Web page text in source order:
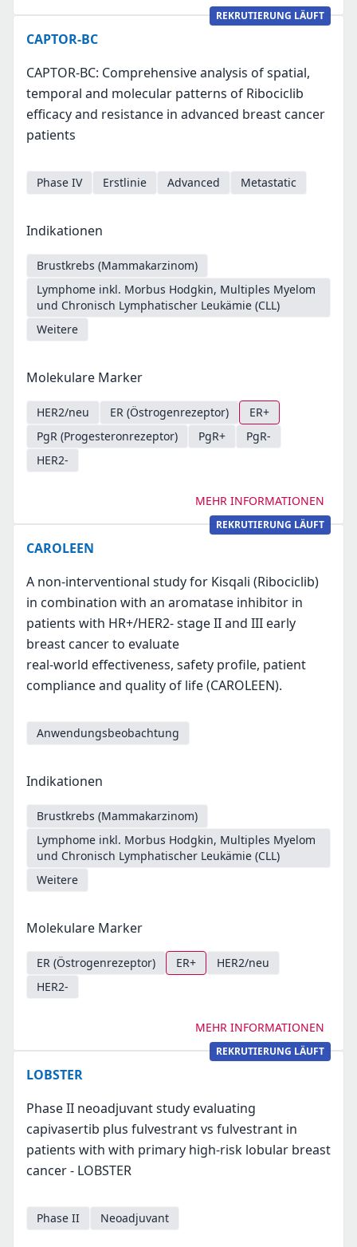
REKRUTIERUNG LÄUFT
CAPTOR-BC
CAPTOR-BC: Comprehensive analysis of spatial,
temporal and molecular patterns of Ribociclib
efficacy and resistance in advanced breast cancer
patients
Phase IV Erstlinie Advanced Metastatic
Indikationen
Brustkrebs (Mammakarzinom)
Lymphome inkl. Morbus Hodgkin, Multiples Myelom
und Chronisch Lymphatischer Leukämie (CLL)
Weitere
Molekulare Marker
HER2/neu ER (Östrogenrezeptor)
ER+
PgR (Progesteronrezeptor)
PgR+
PgR-
HER2-
MEHR INFORMATIONEN
REKRUTIERUNG LÄUFT
CAROLEEN
A non-interventional study for Kisqali (Ribociclib)
in combination with an aromatase inhibitor in
patients with HR+/HER2- stage II and III early
breast cancer to evaluate
real-world effectiveness, safety profile, patient
compliance and quality of life (CAROLEEN).
Anwendungsbeobachtung
Indikationen
Brustkrebs (Mammakarzinom)
Lymphome inkl. Morbus Hodgkin, Multiples Myelom
und Chronisch Lymphatischer Leukämie (CLL)
Weitere
Molekulare Marker
ER (Östrogenrezeptor) ER+
HER2/neu
HER2-
MEHR INFORMATIONEN
REKRUTIERUNG LÄUFT
LOBSTER
Phase II neoadjuvant study evaluating
capivasertib plus fulvestrant vs fulvestrant in
patients with with primary high-risk lobular breast
cancer - LOBSTER
Phase II Neoadjuvant